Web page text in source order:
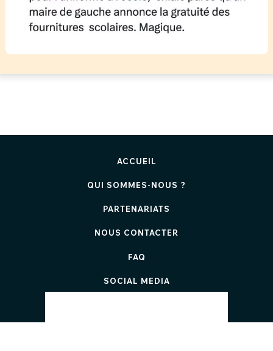
ACCUEIL
QUI SOMMES-NOUS ?
PARTENARIATS
NOUS CONTACTER
FAQ
SOCIAL MEDIA